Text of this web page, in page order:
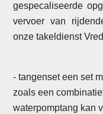
gespecaliseerde
vervoer van
onze takeldienst
- tangenset een set
zoals een
waterpomptang kan